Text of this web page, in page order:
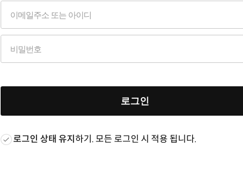
로그인
로그인 상태 유지하기. 모든 로그인 시 적용 됩니다.